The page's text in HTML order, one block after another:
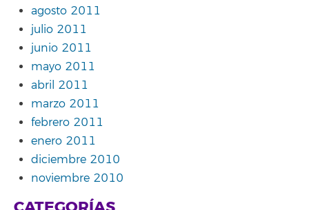
agosto 2011
julio 2011
junio 2011
mayo 2011
abril 2011
marzo 2011
febrero 2011
enero 2011
diciembre 2010
noviembre 2010